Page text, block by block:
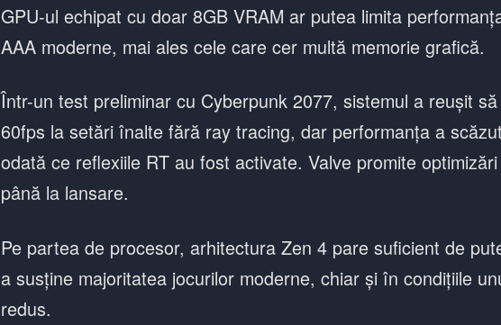
GPU-ul echipat cu doar 8GB VRAM ar putea limita
AAA moderne, mai ales cele care cer multă memorie grafică.
Într-un test preliminar cu Cyberpunk 2077, sistemul a reușit
60fps la setări înalte fără ray tracing, dar performanța a
odată ce reflexiile RT au fost activate. Valve promite
până la lansare.
Pe partea de procesor, arhitectura Zen 4 pare suficient de
a susține majoritatea jocurilor moderne, chiar și în condițiile
redus.